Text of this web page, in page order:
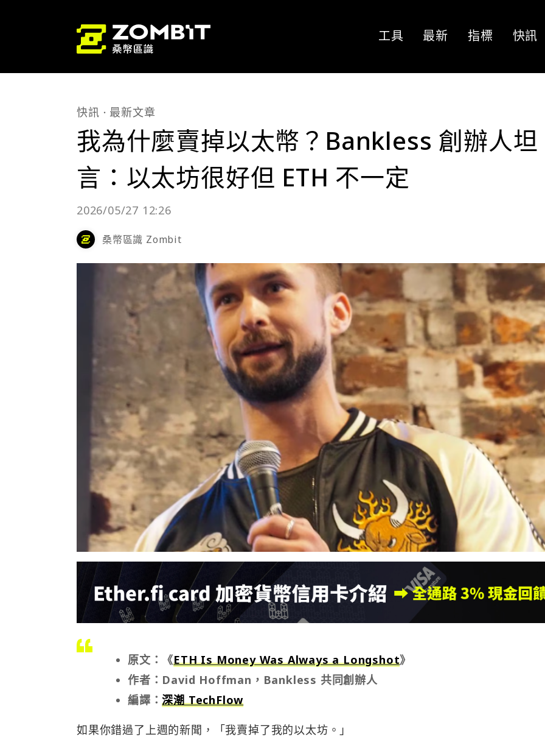
工具 最新 指標 快訊
快訊 最新文章
我為什麼賣掉以太幣？Bankless 創辦人坦
言：以太坊很好但 ETH 不一定
2026/05/27 12:26
桑幣區識 Zombit
原文：《ETH Is Money Was Always a Longshot》
作者：David Hoffman，Bankless 共同創辦人
編譯：深潮 TechFlow
如果你錯過了上週的新聞，「我賣掉了我的以太坊。」